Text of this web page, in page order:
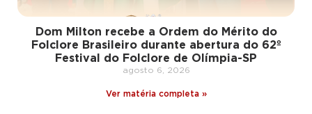
Dom Milton recebe a Ordem do Mérito do
Folclore Brasileiro durante abertura do 62º
Festival do Folclore de Olímpia-SP
agosto 6, 2026
Ver matéria completa »